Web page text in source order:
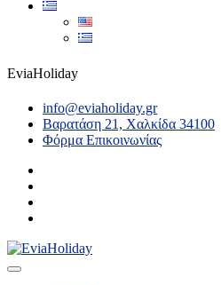
EviaHoliday
info@eviaholiday.gr
Βαρατάση 21, Χαλκίδα 34100
Φόρμα Επικοινωνίας